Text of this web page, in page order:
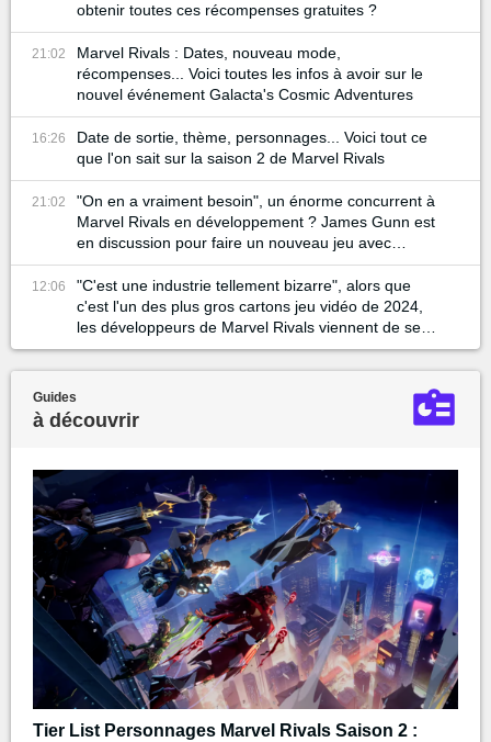
obtenir toutes ces récompenses gratuites ?
21:02
Marvel Rivals : Dates, nouveau mode,
récompenses... Voici toutes les infos à avoir sur le
nouvel événement Galacta's Cosmic Adventures
16:26
Date de sortie, thème, personnages... Voici tout ce
que l'on sait sur la saison 2 de Marvel Rivals
21:02
"On en a vraiment besoin", un énorme concurrent à
Marvel Rivals en développement ? James Gunn est
en discussion pour faire un nouveau jeu avec
Batman et Superman
12:06
"C'est une industrie tellement bizarre", alors que
c'est l'un des plus gros cartons jeu vidéo de 2024,
les développeurs de Marvel Rivals viennent de se
faire licencier...
Guides
à découvrir
Tier List Personnages Marvel Rivals Saison 2 :